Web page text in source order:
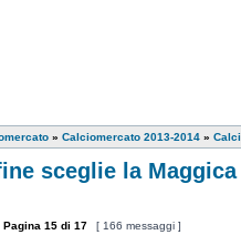
» Calciomercato 2013-2014 »
sceglie la Maggica
Pagina 15 di 17 [ 166 messaggi ]